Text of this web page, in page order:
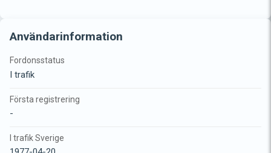
Användarinformation
Fordonsstatus
I trafik
Första registrering
-
I trafik Sverige